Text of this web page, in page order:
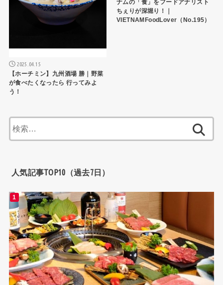
2025.04.15
【ホーチミン】九州酒場 勝｜野菜
が食べたくなったら 行ってみよ
う！
ナムの「食」をフードアナリスト
ちぇりが深堀り！｜
VIETNAMFoodLover（No.195）
索:
人気記事TOP10（過去7日）